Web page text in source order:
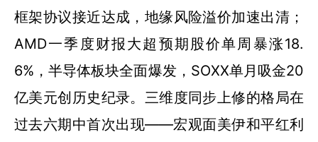
框架协议接近达成，地缘风险溢价加速出清；
AMD一季度财报大超预期股价单周暴涨18.
6%，半导体板块全面爆发，SOXX单月吸金20
亿美元创历史纪录。三维度同步上修的格局在
过去六期中首次出现——宏观面美伊和平红利